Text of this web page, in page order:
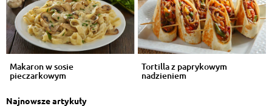
Makaron w sosie
pieczarkowym
Tortilla z paprykowym
nadzieniem
Najnowsze artykuły